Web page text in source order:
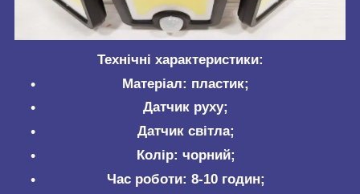
Технічні характеристики:
Матеріал: пластик;
Датчик руху;
Датчик світла;
Колір: чорний;
Час роботи: 8-10 годин;